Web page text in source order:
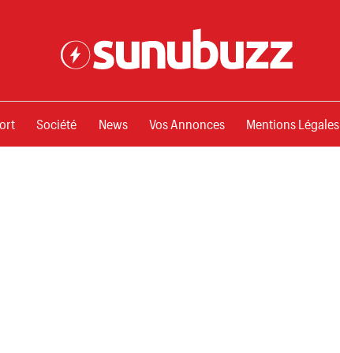
Société News Vos Annonces Mentions Légales